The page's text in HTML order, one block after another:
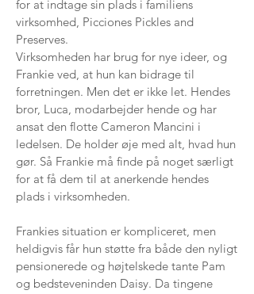
for at indtage sin plads i familiens
virksomhed, Picciones Pickles and
Preserves.
Virksomheden har brug for nye ideer, og
Frankie ved, at hun kan bidrage til
forretningen. Men det er ikke let. Hendes
bror, Luca, modarbejder hende og har
ansat den flotte Cameron Mancini i
ledelsen. De holder øje med alt, hvad hun
gør. Så Frankie må finde på noget særligt
for at få dem til at anerkende hendes
plads i virksomheden.
Frankies situation er kompliceret, men
heldigvis får hun støtte fra både den nyligt
pensionerede og højtelskede tante Pam
og bedsteveninden Daisy. Da tingene